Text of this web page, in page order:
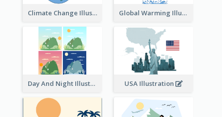
Climate Change Illustration Global Warming Illustration
Day And Night Illustration USA Illustration